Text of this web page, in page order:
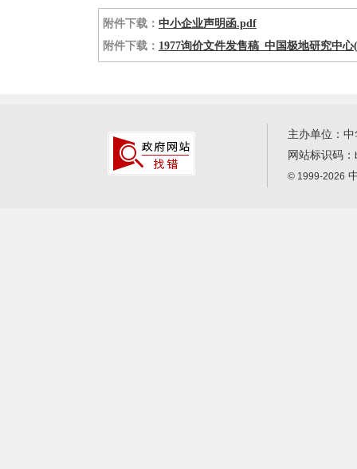
附件下载： 中小企业声明函.pdf
附件下载： 1977询价文件发售稿_中国极地研究中
主办单位：
网站标识码：
© 1999-2026